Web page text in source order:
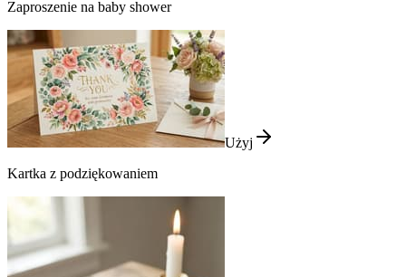
Zaproszenie na baby shower
Użyj
Kartka z podziękowaniem